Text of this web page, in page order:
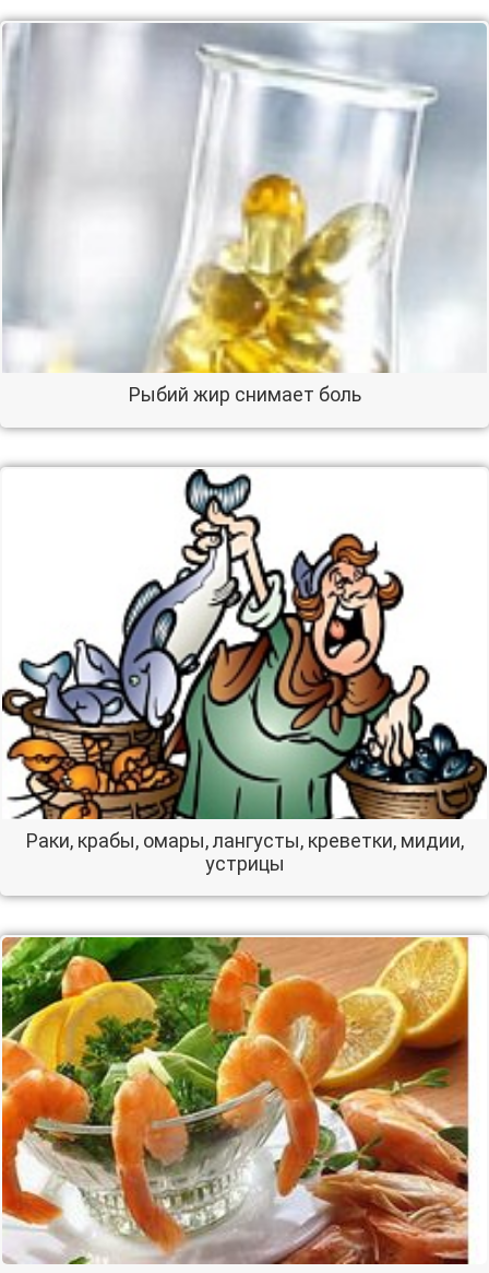
Рыбий жир снимает боль
Раки, крабы, омары, лангусты, креветки, мидии,
устрицы